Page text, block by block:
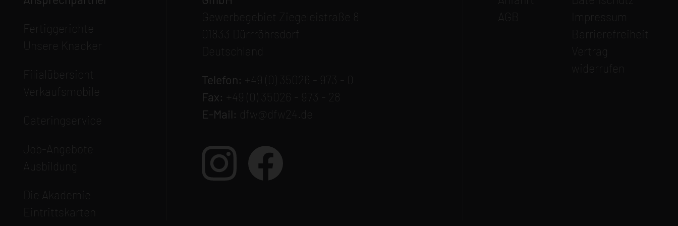
Navigation
überspringen
Fertiggerichte
Unsere Knacker
Navigation
überspringen
Filialübersicht
Verkaufsmobile
Navigation
Cateringservice
Navigation
überspringen
Job-Angebote
Ausbildung
Navigation
überspringen
Die Akademie
Eintrittskarten
Gewerbegebiet Ziegeleistraße 8
01833 Dürrröhrsdorf
Deutschland
Telefon: +49 (0) 35026 - 973 - 0
Fax: +49 (0) 35026 - 973 - 28
E-Mail:
dfw@dfw24.de
AGB
Impressum
Barrierefreiheit
Vertrag
widerrufen